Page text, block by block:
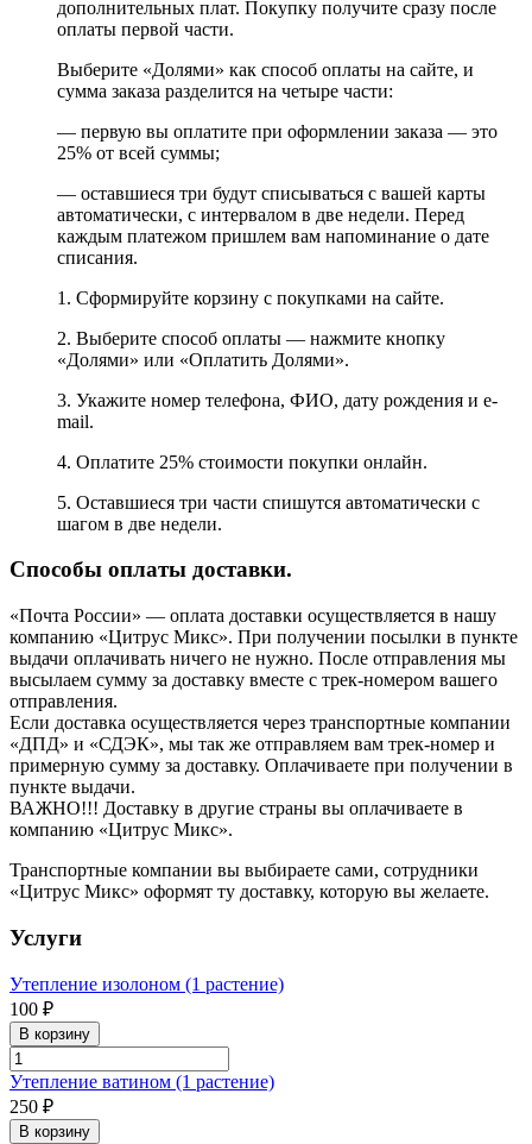
дополнительных плат. Покупку получите сразу после
оплаты первой части.
Выберите «Долями» как способ оплаты на сайте, и
сумма заказа разделится на четыре части:
— первую вы оплатите при оформлении заказа — это
25% от всей суммы;
— оставшиеся три будут списываться с вашей карты
автоматически, с интервалом в две недели. Перед
каждым платежом пришлем вам напоминание о дате
списания.
1. Сформируйте корзину с покупками на сайте.
2. Выберите способ оплаты — нажмите кнопку
«Долями» или «Оплатить Долями».
3. Укажите номер телефона, ФИО, дату рождения и e-
mail.
4. Оплатите 25% стоимости покупки онлайн.
5. Оставшиеся три части спишутся автоматически с
шагом в две недели.
Способы оплаты доставки.
«Почта России» — оплата доставки осуществляется в нашу
компанию «Цитрус Микс». При получении посылки в пункте
выдачи оплачивать ничего не нужно. После отправления мы
высылаем сумму за доставку вместе с трек-номером вашего
отправления.
Если доставка осуществляется через транспортные компании
«ДПД» и «СДЭК», мы так же отправляем вам трек-номер и
примерную сумму за доставку. Оплачиваете при получении в
пункте выдачи.
ВАЖНО!!! Доставку в другие страны вы оплачиваете в
компанию «Цитрус Микс».
Транспортные компании вы выбираете сами, сотрудники
«Цитрус Микс» оформят ту доставку, которую вы желаете.
Услуги
Утепление изолоном (1 растение)
100 ₽
В корзину
Утепление ватином (1 растение)
250 ₽
В корзину